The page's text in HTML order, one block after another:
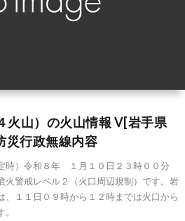
火山）の火山情報 V[岩手県
災行政無線内容
）令和８年 １月１０日２３時００分
警戒レベル２（火口周辺規制）です。岩
、１１日０９時から１２時までは火口から